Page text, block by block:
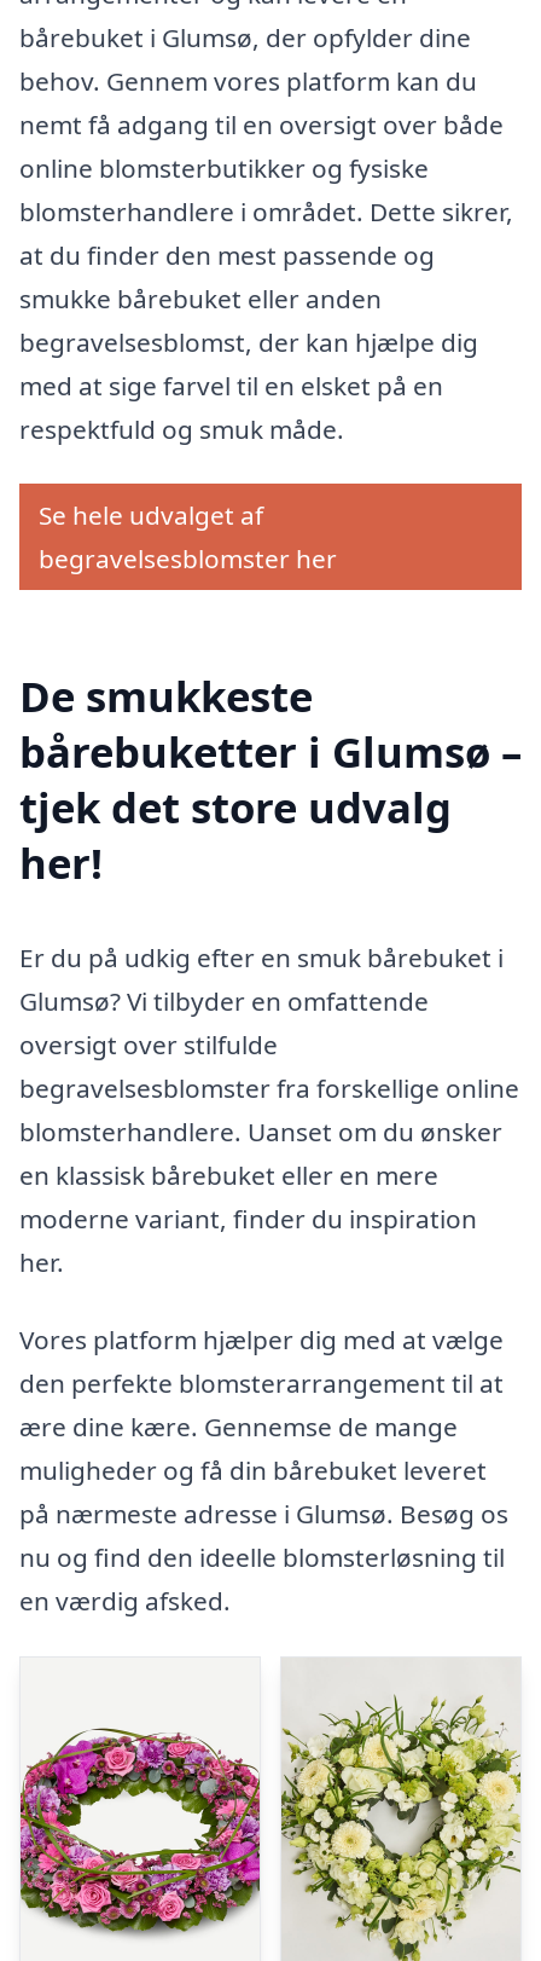
bårebuket i Glumsø, der opfylder dine
behov. Gennem vores platform kan du
nemt få adgang til en oversigt over både
online blomsterbutikker og fysiske
blomsterhandlere i området. Dette sikrer,
at du finder den mest passende og
smukke bårebuket eller anden
begravelsesblomst, der kan hjælpe dig
med at sige farvel til en elsket på en
respektfuld og smuk måde.
Se hele udvalget af
begravelsesblomster her
De smukkeste
bårebuketter i Glumsø –
tjek det store udvalg
her!
Er du på udkig efter en smuk bårebuket i
Glumsø? Vi tilbyder en omfattende
oversigt over stilfulde
begravelsesblomster fra forskellige online
blomsterhandlere. Uanset om du ønsker
en klassisk bårebuket eller en mere
moderne variant, finder du inspiration
her.
Vores platform hjælper dig med at vælge
den perfekte blomsterarrangement til at
ære dine kære. Gennemse de mange
muligheder og få din bårebuket leveret
på nærmeste adresse i Glumsø. Besøg os
nu og find den ideelle blomsterløsning til
en værdig afsked.